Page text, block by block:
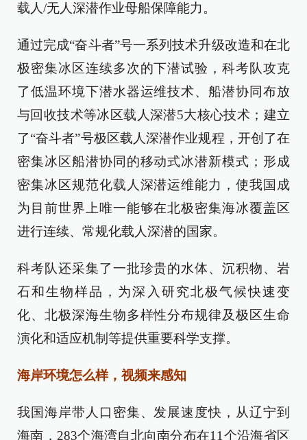
载人/无人深潜作业母船保障能力。
通过完成“奋斗者”号一系列技术升级改造和在北
极密集冰区连续多次的下潜试验，科考队攻克
了低温环境下潜水器运维技术、船潜协同布放
与回收技术等冰区载人深潜5大核心技术；建立
了“奋斗者”号极区载人深潜作业规程，开创了在
密集冰区船潜协同的移动式冰潜新模式；形成
密集冰区规范化载人深潜运维能力，使我国成
为目前世界上唯一能够在北极密集海冰覆盖区
进行连续、常规化载人深潜的国家。
科考队还采集了一批珍贵的水体、沉积物、岩
石和生物样品，为深入研究北极气候快速变
化、北极深海生物多样性分布规律及极区生命
演化和适应机制等提供重要科学支撑。
海岸环境怎么样，视频来感知
我国海岸带人口密集、发展速度快，从辽宁到
海南，283个海湾自北向南分布在11个沿海省区